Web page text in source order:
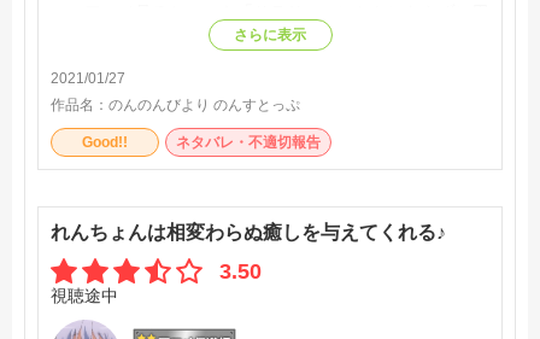
舎暮らしもいいかも」と思うけど実際は大変よねやっぱ
さらに表示
2021/01/27
作品名： のんのんびより のんすとっぷ
Good!! ネタバレ・不適切報告
れんちょんは相変わらぬ癒しを与えてくれる♪
3.50
視聴途中